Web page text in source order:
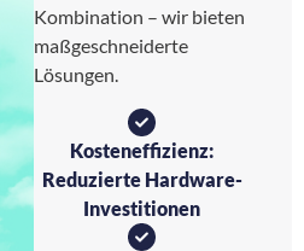
Kombination – wir bieten
maßgeschneiderte
Lösungen.
Kosteneffizienz:
Reduzierte Hardware-
Investitionen